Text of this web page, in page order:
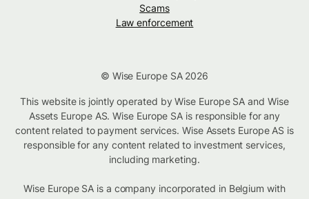
Scams
Law enforcement
© Wise Europe SA 2026
This website is jointly operated by Wise Europe SA and Wise
Assets Europe AS. Wise Europe SA is responsible for any
content related to payment services. Wise Assets Europe AS is
responsible for any content related to investment services,
including marketing.
Wise Europe SA is a company incorporated in Belgium with